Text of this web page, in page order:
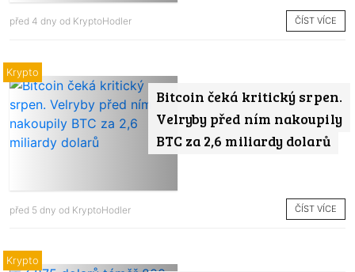
před 4 dny od KryptoHodler ČÍST VÍCE
Bitcoin čeká kritický srpen.
Velryby před ním nakoupily
BTC za 2,6 miliardy dolarů
Krypto
před 5 dny od KryptoHodler ČÍST VÍCE
Krypto